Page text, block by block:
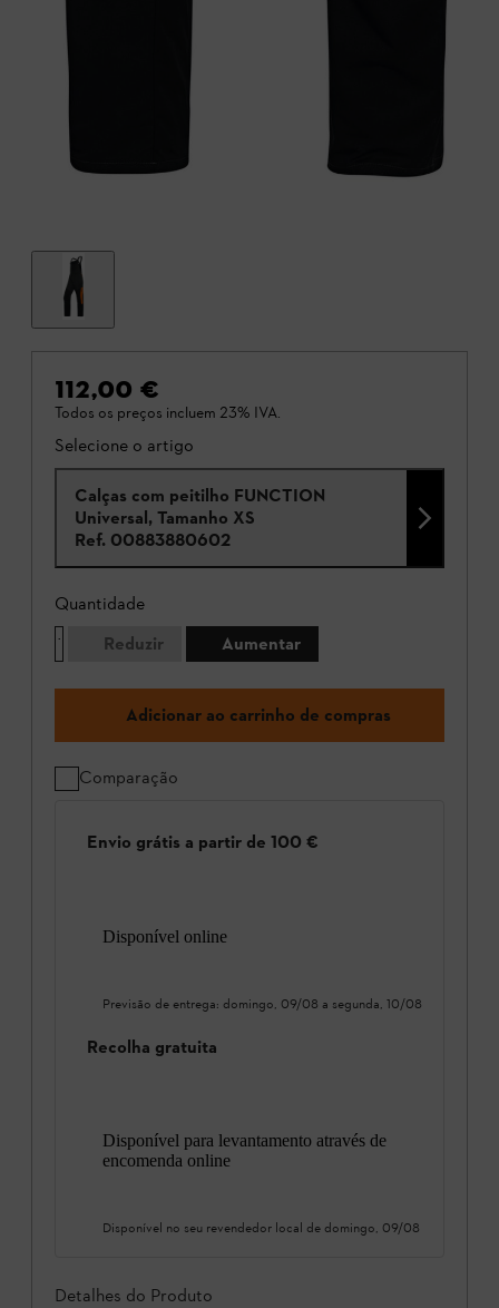
112,00 €
Todos os preços incluem 23% IVA.
Selecione o artigo
Calças com peitilho FUNCTION
Universal, Tamanho XS
Ref. 00883880602
Quantidade
Reduzir
Aumentar
Adicionar ao carrinho de compras
Comparação
Envio grátis a partir de 100 €
Disponível online
Previsão de entrega: domingo, 09/08 a segunda, 10/08
Recolha gratuita
Disponível para levantamento através de
encomenda online
Disponível no seu revendedor local de domingo, 09/08
Detalhes do Produto